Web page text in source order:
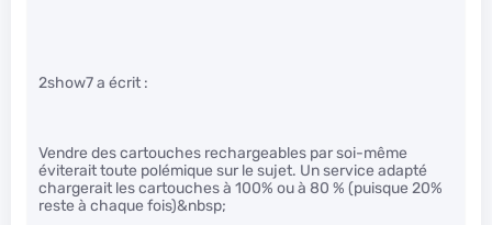
2show7 a écrit :
Vendre des cartouches rechargeables par soi-même
éviterait toute polémique sur le sujet. Un service adapté
chargerait les cartouches à 100% ou à 80 % (puisque 20%
reste à chaque fois)&nbsp;